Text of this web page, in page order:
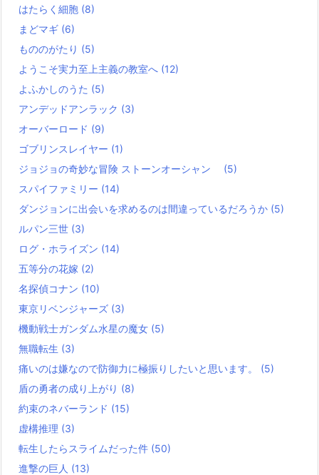
はたらく細胞 (8)
まどマギ (6)
もののがたり (5)
ようこそ実力至上主義の教室へ (12)
よふかしのうた (5)
アンデッドアンラック (3)
オーバーロード (9)
ゴブリンスレイヤー (1)
ジョジョの奇妙な冒険 ストーンオーシャン (5)
スパイファミリー (14)
ダンジョンに出会いを求めるのは間違っているだろうか (5)
ルパン三世 (3)
ログ・ホライズン (14)
五等分の花嫁 (2)
名探偵コナン (10)
東京リベンジャーズ (3)
機動戦士ガンダム水星の魔女 (5)
無職転生 (3)
痛いのは嫌なので防御力に極振りしたいと思います。 (5)
盾の勇者の成り上がり (8)
約束のネバーランド (15)
虚構推理 (3)
転生したらスライムだった件 (50)
進撃の巨人 (13)